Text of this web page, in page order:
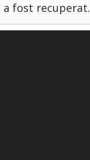
fost recuperat.